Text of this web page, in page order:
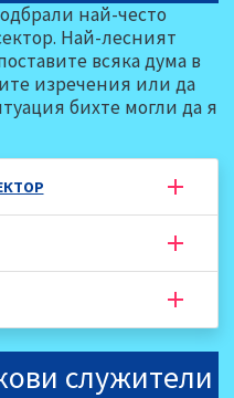
най-често
Най-лесният
всяка дума в
изречения или да
бихте могли да я
служители